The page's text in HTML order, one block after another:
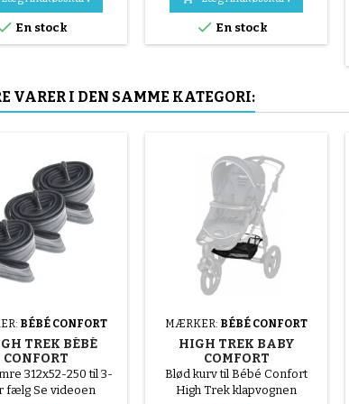
En stock
hånden, uden værktøj, for at
undgå at punktere slangen.
 En stock
VARER I DEN SAMME KATEGORI:
BÉBÉ CONFORT
TREK BÉBÉ
CONFORT
312x52-250 til 3-
fælg Se videoen
MÆRKER: BÉBÉ CONFORT
HIGH TREK BABY
COMFORT
KLAPVOGNSKURV
Blød kurv til Bébé Confort
High Trek klapvognen